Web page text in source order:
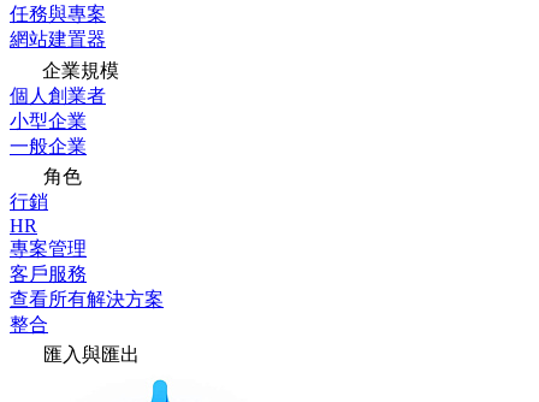
任務與專案
網站建置器
企業規模
個人創業者
小型企業
一般企業
角色
行銷
HR
專案管理
客戶服務
查看所有解決方案
整合
匯入與匯出